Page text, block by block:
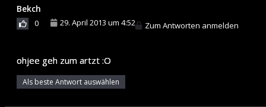
Bekch
0 29. April 2013 um 4:52 Zum Antworten anmelden
ohjee geh zum artzt :O
Als beste Antwort auswählen